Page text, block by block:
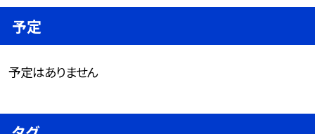
予定
予定はありません